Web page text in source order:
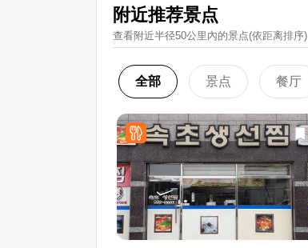
附近推荐景点
查看附近半径50公里內的景点(依距离排序)
全部 景点 餐厅